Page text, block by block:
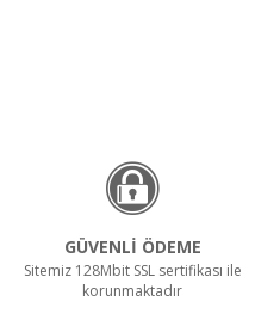
GÜVENLİ ÖDEME
Sitemiz 128Mbit SSL sertifikası ile
korunmaktadır